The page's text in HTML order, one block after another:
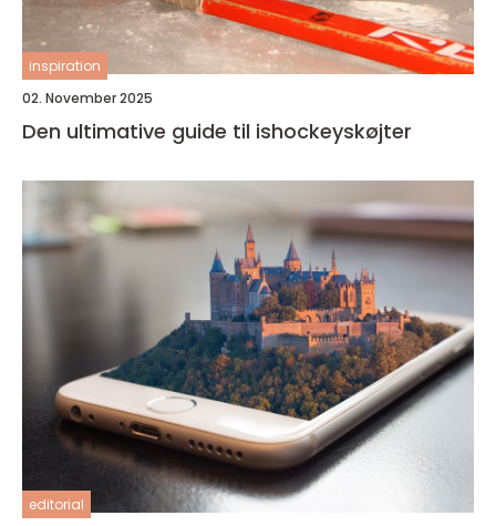
inspiration
02. November 2025
Den ultimative guide til ishockeyskøjter
editorial